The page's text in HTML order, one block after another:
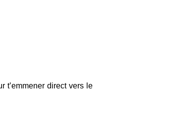
t’emmener direct vers le